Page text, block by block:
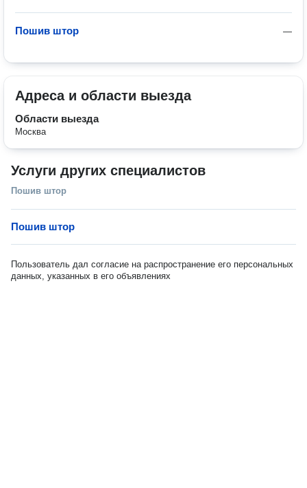
—
Пошив штор
Адреса и области выезда
Области выезда
Москва
Услуги других специалистов
Пошив штор
Пошив штор
Пользователь дал согласие на распространение его персональных
данных, указанных в его объявлениях